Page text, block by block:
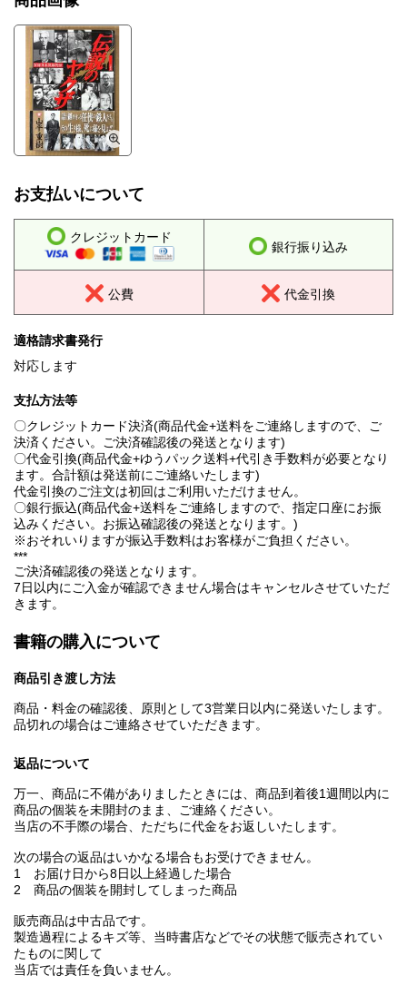
お支払いについて
クレジットカード
銀行振り込み
公費 代金引換
適格請求書発行
対応します
支払方法等
〇クレジットカード決済(商品代金+送料をご連絡しますので、ご
決済ください。ご決済確認後の発送となります)
〇代金引換(商品代金+ゆうパック送料+代引き手数料が必要となり
ます。合計額は発送前にご連絡いたします)
代金引換のご注文は初回はご利用いただけません。
〇銀行振込(商品代金+送料をご連絡しますので、指定口座にお振
込みください。お振込確認後の発送となります。)
※おそれいりますが振込手数料はお客様がご負担ください。
***
ご決済確認後の発送となります。
7日以内にご入金が確認できません場合はキャンセルさせていただ
きます。
書籍の購入について
商品引き渡し方法
商品・料金の確認後、原則として3営業日以内に発送いたします。
品切れの場合はご連絡させていただきます。
返品について
万一、商品に不備がありましたときには、商品到着後1週間以内に
商品の個装を未開封のまま、ご連絡ください。
当店の不手際の場合、ただちに代金をお返しいたします。
次の場合の返品はいかなる場合もお受けできません。
1 お届け日から8日以上経過した場合
2 商品の個装を開封してしまった商品
販売商品は中古品です。
製造過程によるキズ等、当時書店などでその状態で販売されてい
たものに関して
当店では責任を負いません。